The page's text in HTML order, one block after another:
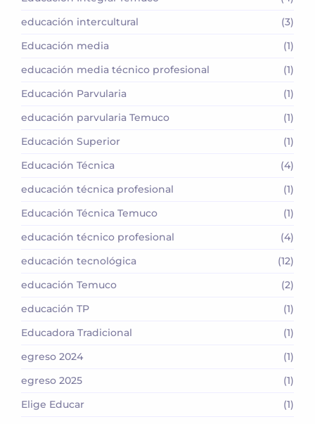
educación intercultural
(3)
Educación media
(1)
educación media técnico profesional
(1)
Educación Parvularia
(1)
educación parvularia Temuco
(1)
Educación Superior
(1)
Educación Técnica
(4)
educación técnica profesional
(1)
Educación Técnica Temuco
(1)
educación técnico profesional
(4)
educación tecnológica
(12)
educación Temuco
(2)
educación TP
(1)
Educadora Tradicional
(1)
egreso 2024
(1)
egreso 2025
(1)
Elige Educar
(1)